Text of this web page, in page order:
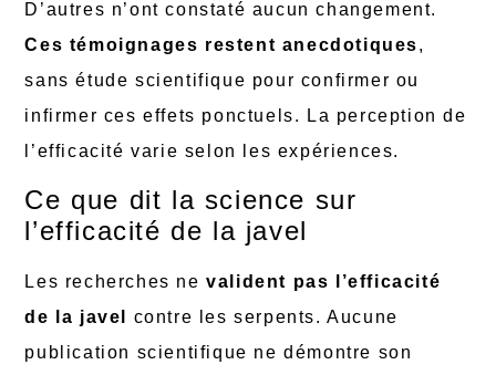
D’autres n’ont constaté aucun changement.
Ces témoignages restent anecdotiques,
sans étude scientifique pour confirmer ou
infirmer ces effets ponctuels. La perception de
l’efficacité varie selon les expériences.
Ce que dit la science sur
l’efficacité de la javel
Les recherches nevalident pas l’efficacité
de la javel
contre les serpents. Aucune
publication scientifique ne démontre son